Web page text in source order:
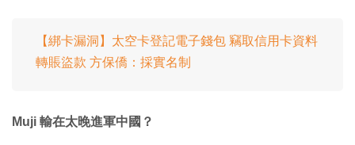
【綁卡漏洞】太空卡登記電子錢包 竊取信用卡資料
轉賬盜款 方保僑：採實名制
Muji 輸在太晚進軍中國？